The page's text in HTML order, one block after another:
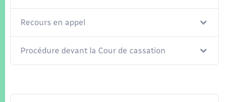
Recours en appel
Procédure devant la Cour de cassation